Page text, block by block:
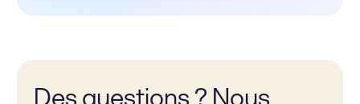
Des questions ? Nous